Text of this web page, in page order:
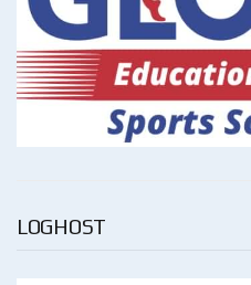
LOGHOST